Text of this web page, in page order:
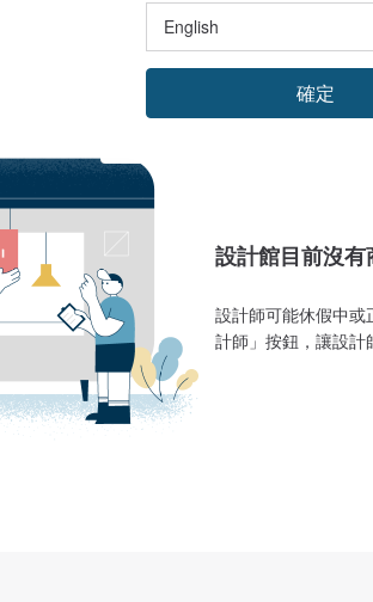
設計館目前沒有
設計師可能休假中或
計師」按鈕，讓設計
確定